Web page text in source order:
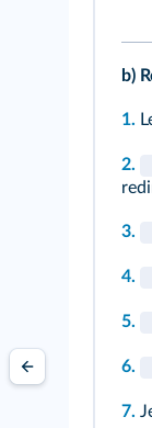
b)
1.
2.
3.
4.
5.
6.
7.